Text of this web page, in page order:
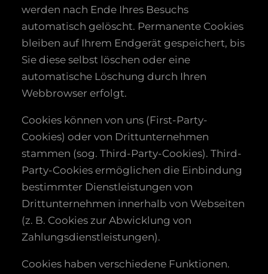
werden nach Ende Ihres Besuchs
automatisch gelöscht. Permanente Cookies
bleiben auf Ihrem Endgerät gespeichert, bis
Sie diese selbst löschen oder eine
automatische Löschung durch Ihren
Webbrowser erfolgt.
Cookies können von uns (First-Party-
Cookies) oder von Drittunternehmen
stammen (sog. Third-Party-Cookies). Third-
Party-Cookies ermöglichen die Einbindung
bestimmter Dienstleistungen von
Drittunternehmen innerhalb von Webseiten
(z. B. Cookies zur Abwicklung von
Zahlungsdienstleistungen).
Cookies haben verschiedene Funktionen.